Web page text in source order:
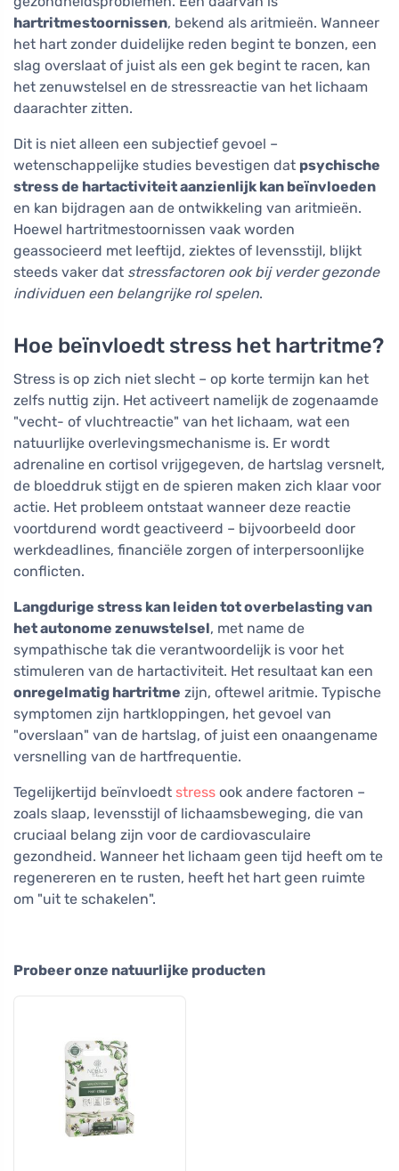
hartritmestoornissen, bekend als aritmieën. Wanneer
het hart zonder duidelijke reden begint te bonzen, een
slag overslaat of juist als een gek begint te racen, kan
het zenuwstelsel en de stressreactie van het lichaam
daarachter zitten.
Dit is niet alleen een subjectief gevoel –
wetenschappelijke studies bevestigen dat psychische
stress de hartactiviteit aanzienlijk kan beïnvloeden
en kan bijdragen aan de ontwikkeling van aritmieën.
Hoewel hartritmestoornissen vaak worden
geassocieerd met leeftijd, ziektes of levensstijl, blijkt
steeds vaker dat stressfactoren ook bij verder gezonde
individuen een belangrijke rol spelen.
Hoe beïnvloedt stress het hartritme?
Stress is op zich niet slecht – op korte termijn kan het
zelfs nuttig zijn. Het activeert namelijk de zogenaamde
"vecht- of vluchtreactie" van het lichaam, wat een
natuurlijke overlevingsmechanisme is. Er wordt
adrenaline en cortisol vrijgegeven, de hartslag versnelt,
de bloeddruk stijgt en de spieren maken zich klaar voor
actie. Het probleem ontstaat wanneer deze reactie
voortdurend wordt geactiveerd – bijvoorbeeld door
werkdeadlines, financiële zorgen of interpersoonlijke
conflicten.
Langdurige stress kan leiden tot overbelasting van
het autonome zenuwstelsel, met name de
sympathische tak die verantwoordelijk is voor het
stimuleren van de hartactiviteit. Het resultaat kan een
onregelmatig hartritme zijn, oftewel aritmie. Typische
symptomen zijn hartkloppingen, het gevoel van
"overslaan" van de hartslag, of juist een onaangename
versnelling van de hartfrequentie.
Tegelijkertijd beïnvloedt stress ook andere factoren –
zoals slaap, levensstijl of lichaamsbeweging, die van
cruciaal belang zijn voor de cardiovasculaire
gezondheid. Wanneer het lichaam geen tijd heeft om te
regenereren en te rusten, heeft het hart geen ruimte
om "uit te schakelen".
Probeer onze natuurlijke producten